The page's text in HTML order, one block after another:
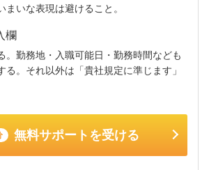
まいな表現は避けること。
欄
。勤務地・入職可能日・勤務時間なども
る。それ以外は「貴社規定に準じます」
無料サポートを受ける